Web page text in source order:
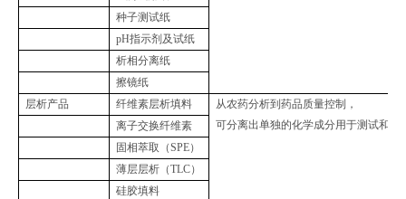
种子测试纸
pH指示剂及试纸
析相分离纸
擦镜纸
层析产品
纤维素层析填料
从农药分析到药品质量控制，
可分离出单独的化学成分用于测试和分
离子交换纤维素
固相萃取（SPE）
薄层层析（TLC）
硅胶填料